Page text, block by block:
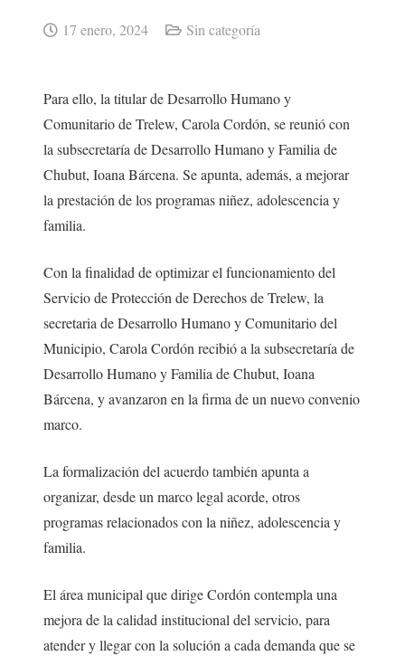
17 enero, 2024 Sin categoría
Para ello, la titular de Desarrollo Humano y
Comunitario de Trelew, Carola Cordón, se reunió con
la subsecretaría de Desarrollo Humano y Familia de
Chubut, Ioana Bárcena. Se apunta, además, a mejorar
la prestación de los programas niñez, adolescencia y
familia.
Con la finalidad de optimizar el funcionamiento del
Servicio de Protección de Derechos de Trelew, la
secretaria de Desarrollo Humano y Comunitario del
Municipio, Carola Cordón recibió a la subsecretaría de
Desarrollo Humano y Familia de Chubut, Ioana
Bárcena, y avanzaron en la firma de un nuevo convenio
marco.
La formalización del acuerdo también apunta a
organizar, desde un marco legal acorde, otros
programas relacionados con la niñez, adolescencia y
familia.
El área municipal que dirige Cordón contempla una
mejora de la calidad institucional del servicio, para
atender y llegar con la solución a cada demanda que se